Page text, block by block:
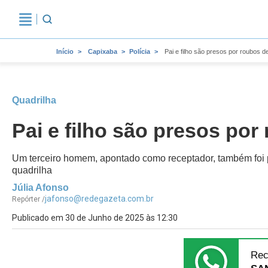
Início Capixaba Polícia Pai e filho são presos por roubos
Quadrilha
Pai e filho são presos
Um terceiro homem, apontado como receptador, também
quadrilha
Júlia Afonso
Repórter /jafonso@redegazeta.com.br
Publicado em 30 de Junho de 2025 às 12:30